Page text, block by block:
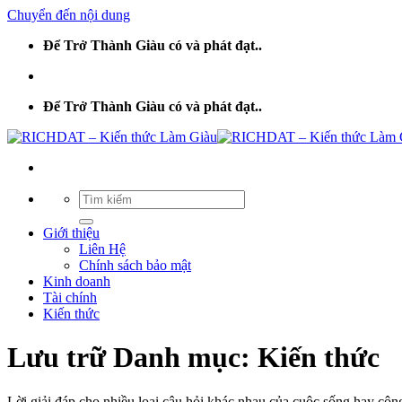
Chuyển đến nội dung
Để Trở Thành Giàu có và phát đạt..
Để Trở Thành Giàu có và phát đạt..
Giới thiệu
Liên Hệ
Chính sách bảo mật
Kinh doanh
Tài chính
Kiến thức
Lưu trữ Danh mục: Kiến thức